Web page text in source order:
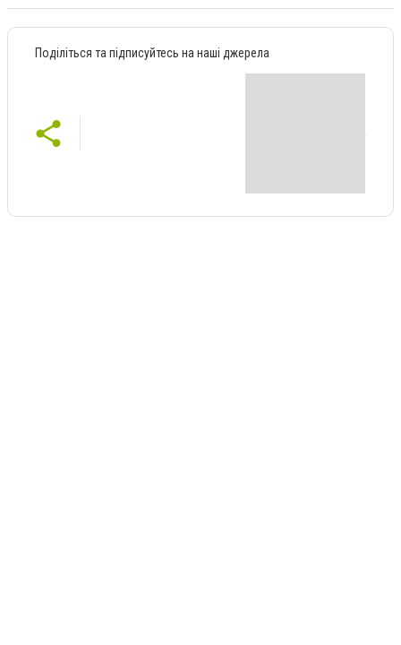
Поділіться та підписуйтесь на наші джерела